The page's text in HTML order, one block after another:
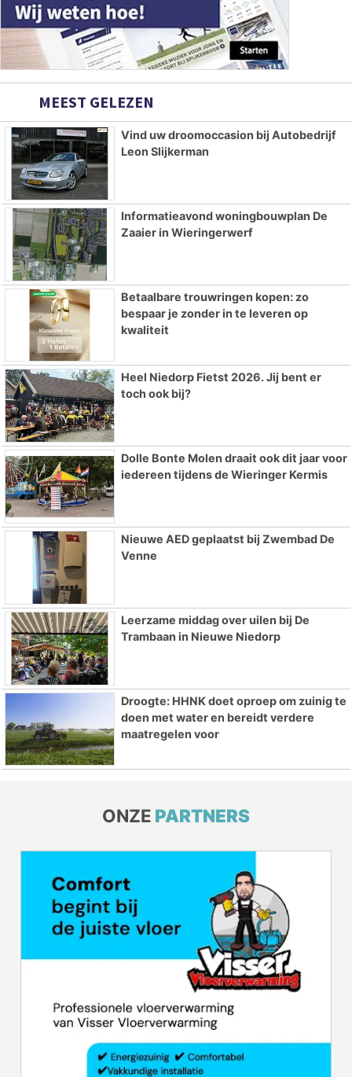
MEEST GELEZEN
Vind uw droomoccasion bij Autobedrijf
Leon Slijkerman
Informatieavond woningbouwplan De
Zaaier in Wieringerwerf
Betaalbare trouwringen kopen: zo
bespaar je zonder in te leveren op
kwaliteit
Heel Niedorp Fietst 2026. Jij bent er
toch ook bij?
Dolle Bonte Molen draait ook dit jaar voor
iedereen tijdens de Wieringer Kermis
Nieuwe AED geplaatst bij Zwembad De
Venne
Leerzame middag over uilen bij De
Trambaan in Nieuwe Niedorp
Droogte: HHNK doet oproep om zuinig te
doen met water en bereidt verdere
maatregelen voor
ONZE PARTNERS